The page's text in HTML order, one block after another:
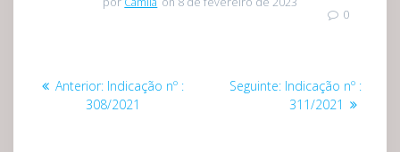
0
Navegação
Anterior: Post
anterior:
Indicação nº :
308/2021
Seguinte: Post
seguinte:
Indicação nº :
311/2021